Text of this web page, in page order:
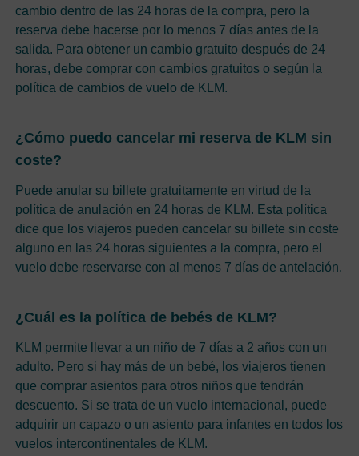
cambio dentro de las 24 horas de la compra, pero la
reserva debe hacerse por lo menos 7 días antes de la
salida. Para obtener un cambio gratuito después de 24
horas, debe comprar con cambios gratuitos o según la
política de cambios de vuelo de KLM.
¿Cómo puedo cancelar mi reserva de KLM sin
coste?
Puede anular su billete gratuitamente en virtud de la
política de anulación en 24 horas de KLM. Esta política
dice que los viajeros pueden cancelar su billete sin coste
alguno en las 24 horas siguientes a la compra, pero el
vuelo debe reservarse con al menos 7 días de antelación.
¿Cuál es la política de bebés de KLM?
KLM permite llevar a un niño de 7 días a 2 años con un
adulto. Pero si hay más de un bebé, los viajeros tienen
que comprar asientos para otros niños que tendrán
descuento. Si se trata de un vuelo internacional, puede
adquirir un capazo o un asiento para infantes en todos los
vuelos intercontinentales de KLM.